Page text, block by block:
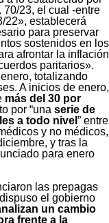
23, el cual -entre
22», establecerá
para preservar
sostenidos en los
afrontar la inflación
paritarios».
totalizando
A inicios de enero,
más del 30 por
por “una serie de
a todo nivel ” entre
y no médicos,
y tras la
para enero
las prepagas
el gobierno
un cambio
frente a la